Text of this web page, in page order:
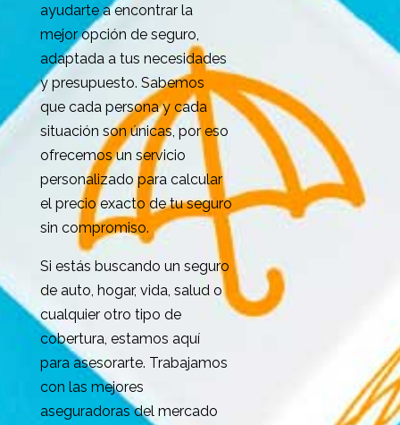
ayudarte a encontrar la
mejor opción de seguro,
adaptada a tus necesidades
y presupuesto. Sabemos
que cada persona y cada
situación son únicas, por eso
ofrecemos un servicio
personalizado para calcular
el precio exacto de tu seguro
sin compromiso.
Si estás buscando un seguro
de auto, hogar, vida, salud o
cualquier otro tipo de
cobertura, estamos aquí
para asesorarte. Trabajamos
con las mejores
aseguradoras del mercado